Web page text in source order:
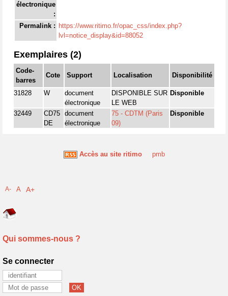
électronique
:
Permalink : https://www.ritimo.fr/opac_css/index.php?
lvl=notice_display&id=88052
Exemplaires (2)
Code-
barres
Cote Support Localisation Disponibilité
31828 W
document
électronique
DISPONIBLE SUR
LE WEB
Disponible
32449
CD75
DE
document
électronique
75 - CDTM (Paris
09)
Disponible
Accès au site ritimo pmb
A- A A+
Qui sommes-nous ?
Se connecter